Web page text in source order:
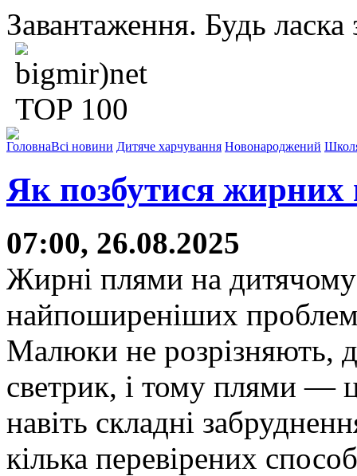
Завантаження. Будь ласка
ГоловнаВсі новини Дитяче харчування Новонароджений
Як позбутися жирних
07:00, 26.08.2025
Жирні плями на
найпоширеніших
Малюки не розрізняють,
светрик, і тому плями —
навіть складні
кілька перевірених